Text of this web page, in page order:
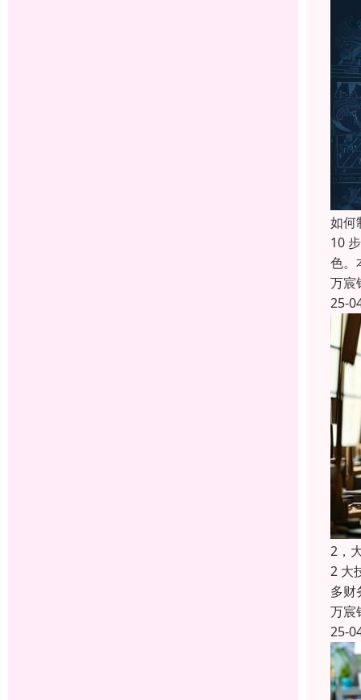
如何
10
色。
万宸
25-
2，
2 大
多财
万宸
25-